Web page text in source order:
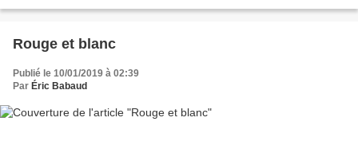
Rouge et blanc
Publié le 10/01/2019 à 02:39
Par Éric Babaud